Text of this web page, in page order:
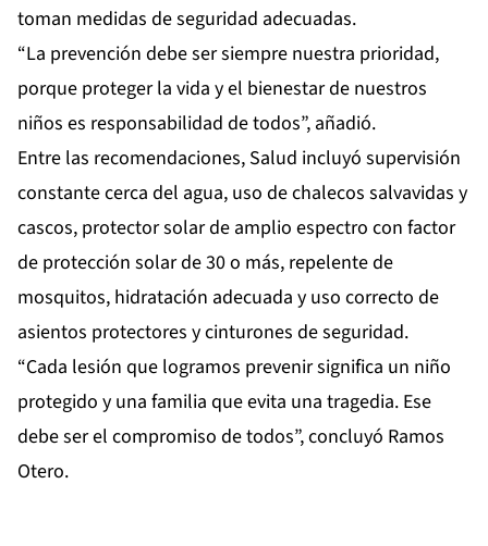
toman medidas de seguridad adecuadas.
“La prevención debe ser siempre nuestra prioridad,
porque proteger la vida y el bienestar de nuestros
niños es responsabilidad de todos”, añadió.
Entre las recomendaciones, Salud incluyó supervisión
constante cerca del agua, uso de chalecos salvavidas y
cascos, protector solar de amplio espectro con factor
de protección solar de 30 o más, repelente de
mosquitos, hidratación adecuada y uso correcto de
asientos protectores y cinturones de seguridad.
“Cada lesión que logramos prevenir significa un niño
protegido y una familia que evita una tragedia. Ese
debe ser el compromiso de todos”, concluyó Ramos
Otero.